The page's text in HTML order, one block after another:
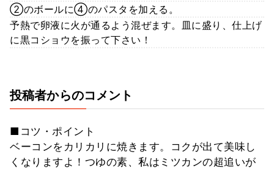
②のボールに④のパスタを加える。
予熱で卵液に火が通るよう混ぜます。皿に盛り、仕上げ
に黒コショウを振って下さい！
投稿者からのコメント
■コツ・ポイント
ベーコンをカリカリに焼きます。コクが出て美味し
くなりますよ！つゆの素、私はミツカンの超追いが